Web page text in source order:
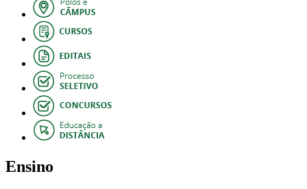
Ensino